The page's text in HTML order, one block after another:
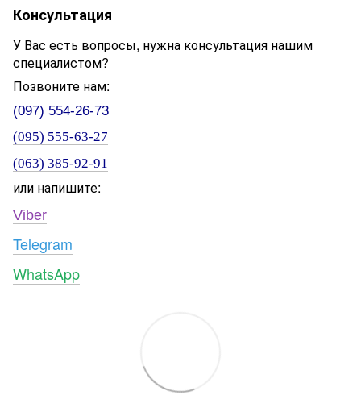
Консультация
У Вас есть вопросы, нужна консультация нашим
специалистом?
Позвоните нам:
(097) 554-26-73
(095) 555-63-27
(063) 385-92-91
или напишите:
Viber
Telegram
WhatsApp